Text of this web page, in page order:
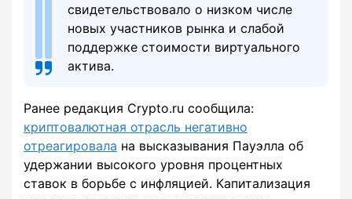
свидетельствовало о низком числе
новых участников рынка и слабой
поддержке стоимости виртуального
актива.
Ранее редакция Crypto.ru сообщила:
криптовалютная отрасль негативно
отреагировала на высказывания Пауэлла об
удержании высокого уровня процентных
ставок в борьбе с инфляцией. Капитализация